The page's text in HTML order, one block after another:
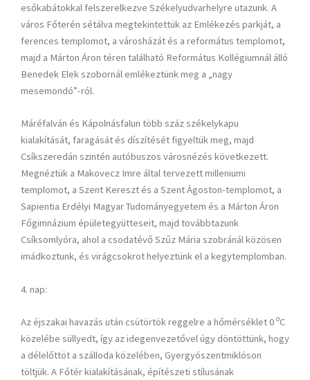
esőkabátokkal felszerelkezve Székelyudvarhelyre utazunk. A
város Főterén sétálva megtekintettük az Emlékezés parkját, a
ferences templomot, a városházát és a református templomot,
majd a Márton Áron téren található Református Kollégiumnál álló
Benedek Elek szobornál emlékeztünk meg a „nagy
mesemondó”-ról.
Máréfalván és Kápolnásfalun több száz székelykapu
kialakítását, faragását és díszítését figyeltük meg, majd
Csíkszeredán szintén autóbuszos városnézés következett.
Megnéztük a Makovecz Imre által tervezett milleniumi
templomot, a Szent Kereszt és a Szent Ágoston-templomot, a
Sapientia Erdélyi Magyar Tudományegyetem és a Márton Áron
Főgimnázium épületegyütteseit, majd továbbtazunk
Csíksomlyóra, ahol a csodatévő Szűz Mária szobránál közösen
imádkoztunk, és virágcsokrot helyeztünk el a kegytemplomban.
4. nap:
Az éjszakai havazás után csütörtök reggelre a hőmérséklet 0 oC
közelébe süllyedt, így az idegenvezetővel úgy döntöttünk, hogy
a délelőttöt a szálloda közelében, Gyergyószentmiklóson
töltjük. A Főtér kialakításának, építészeti stílusának